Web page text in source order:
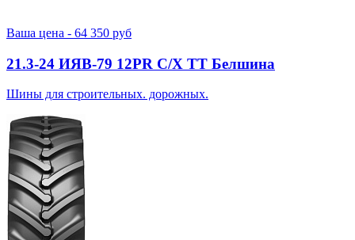
Ваша цена - 64 350 руб
21.3-24 ИЯВ-79 12PR С/Х TT Белшина
Шины для строительных. дорожных.